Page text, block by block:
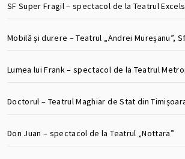
SF Super Fragil – spectacol de la Teatrul
Mobilă și durere – Teatrul „Andrei Mureșanu”,
Lumea lui Frank – spectacol de la Teatrul
Doctorul – Teatrul Maghiar de Stat din
Don Juan – spectacol de la Teatrul „Nottara”